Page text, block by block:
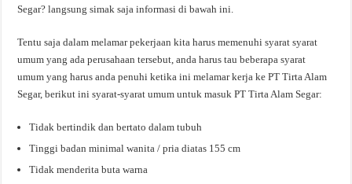
Segar? langsung simak saja informasi di bawah ini.
Tentu saja dalam melamar pekerjaan kita harus memenuhi syarat syarat
umum yang ada perusahaan tersebut, anda harus tau beberapa syarat
umum yang harus anda penuhi ketika ini melamar kerja ke PT Tirta Alam
Segar, berikut ini syarat-syarat umum untuk masuk PT Tirta Alam Segar:
Tidak bertindik dan bertato dalam tubuh
Tinggi badan minimal wanita / pria diatas 155 cm
Tidak menderita buta warna